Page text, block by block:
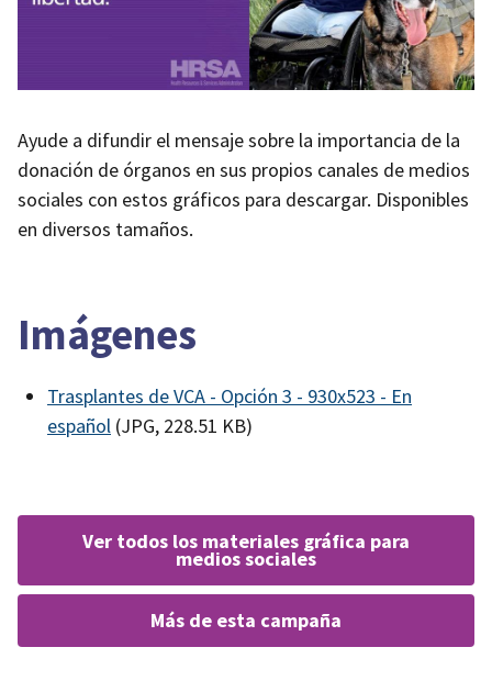
Ayude a difundir el mensaje sobre la importancia de la
donación de órganos en sus propios canales de medios
sociales con estos gráficos para descargar. Disponibles
en diversos tamaños.
Imágenes
Trasplantes de VCA - Opción 3 - 930x523 - En
español (JPG, 228.51 KB)
ver todos los materiales gráfica para
medios sociales
más de esta campaña